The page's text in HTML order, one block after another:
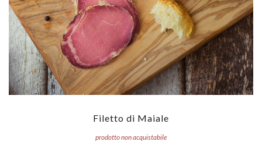
Filetto di Maiale
prodotto non acquistabile